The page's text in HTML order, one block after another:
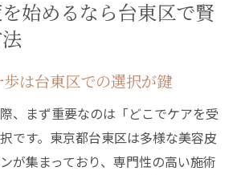
る台東区の最新シワ改善事情
目の最新シワ対策事情とは
消する台東区のシワ改善法紹介
選ばれるシワ対策の最新動向解説
の新常識を台東区で知るポイント
シワ改善トレンドと注目施術とは
始めるなら台東区で賢
は台東区での選択が鍵
、まず重要なのは「どこでケアを受
です。東京都台東区は多様な美容皮
が集まっており、専門性の高い施術